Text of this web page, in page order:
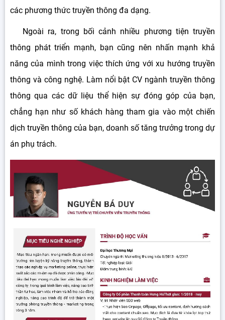
các phương thức truyền thông đa dạng.
Ngoài ra, trong bối cảnh nhiều phương tiện truyền
thông phát triển mạnh, bạn cũng nên nhấn mạnh khả
năng của mình trong việc thích ứng với xu hướng truyền
thông và công nghệ. Làm nổi bật CV ngành truyền thông
thông qua các dữ liệu thể hiện sự đóng góp của bạn,
chẳng hạn như số khách hàng tham gia vào một chiến
dịch truyền thông của bạn, doanh số tăng trưởng trong dự
án phụ trách.